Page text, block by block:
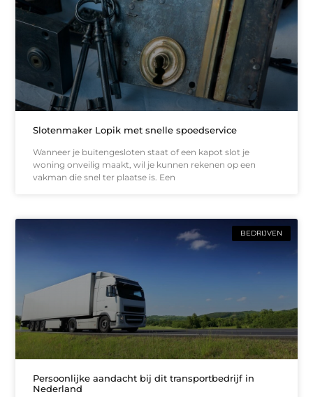
Slotenmaker Lopik met snelle spoedservice
Wanneer je buitengesloten staat of een kapot slot je
woning onveilig maakt, wil je kunnen rekenen op een
vakman die snel ter plaatse is. Een
BEDRIJVEN
Persoonlijke aandacht bij dit transportbedrijf in
Nederland